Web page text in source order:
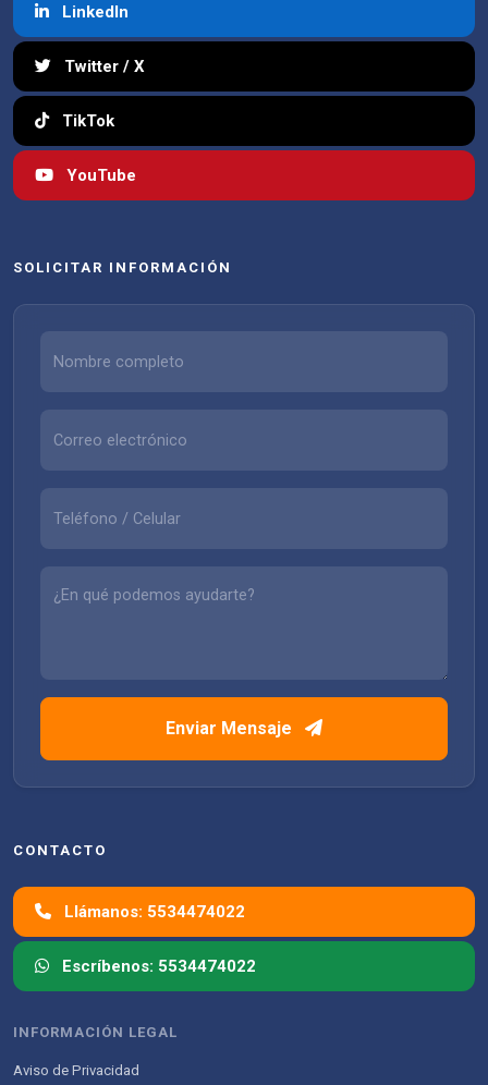
LinkedIn
Twitter / X
TikTok
YouTube
SOLICITAR INFORMACIÓN
Enviar Mensaje
CONTACTO
Llámanos: 5534474022
Escríbenos: 5534474022
INFORMACIÓN LEGAL
Aviso de Privacidad